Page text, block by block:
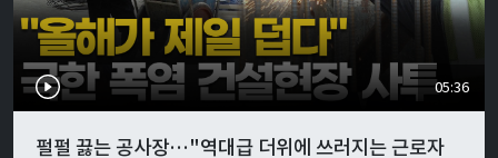
05:36
펄펄 끓는 공사장…"역대급 더위에 쓰러지는 근로자